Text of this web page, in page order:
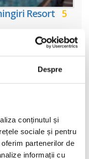
Despre
conținutul și
sociale și pentru
partenerilor de
informații cu
Resort 5
Spa 5* se afla in Atolul
de minute de mers cu